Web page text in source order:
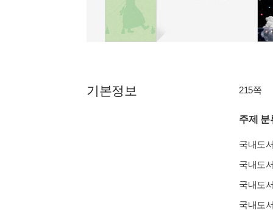
기본정보 215쪽
주제 분
국내도
국내도
국내도
국내도